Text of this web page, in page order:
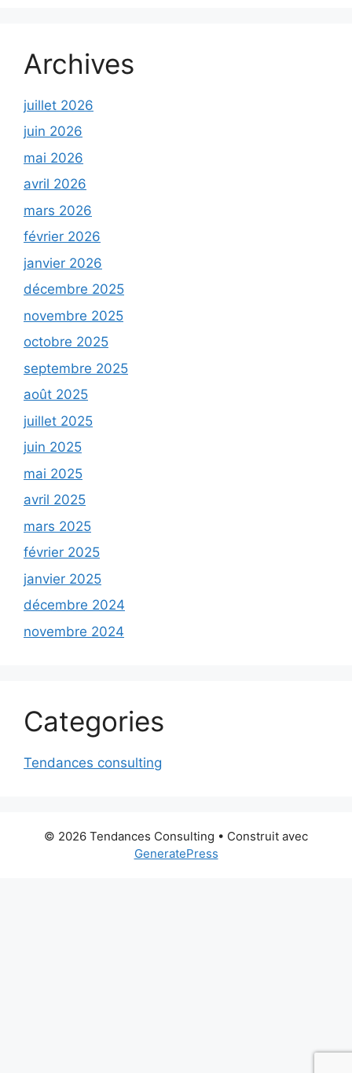
Archives
juillet 2026
juin 2026
mai 2026
avril 2026
mars 2026
février 2026
janvier 2026
décembre 2025
novembre 2025
octobre 2025
septembre 2025
août 2025
juillet 2025
juin 2025
mai 2025
avril 2025
mars 2025
février 2025
janvier 2025
décembre 2024
novembre 2024
Categories
Tendances consulting
© 2026 Tendances Consulting • Construit avec
GeneratePress